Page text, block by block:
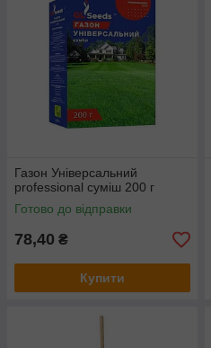
Газон Універсальний
рrofessional суміш 200 г
Готово до відправки
78,40 ₴
Купити